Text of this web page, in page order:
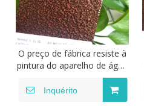
O preço de fábrica resiste à
pintura do aparelho de água
antigo tom de martelo do
revestimento do pó de
Inquérito